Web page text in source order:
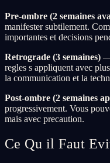
Pre-ombre (2 semaines
manifester subtilement.
importantes et decisions
Retrograde (3 semaines) —
regles s appliquent avec
la communication et la
Post-ombre (2 semaines
progressivement. Vous
mais avec precaution.
Ce Qu il Faut